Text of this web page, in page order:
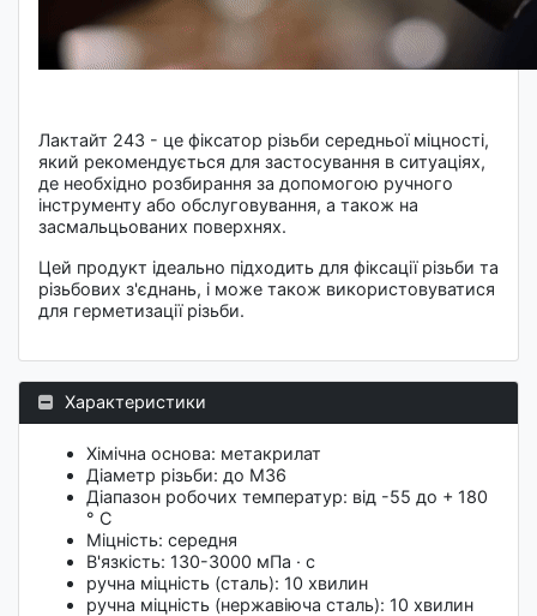
Лактайт 243 - це фіксатор різьби середньої міцності,
який рекомендується для застосування в ситуаціях,
де необхідно розбирання за допомогою ручного
інструменту або обслуговування, а також на
засмальцьованих поверхнях.
Цей продукт ідеально підходить для фіксації різьби та
різьбових з'єднань, і може також використовуватися
для герметизації різьби.
Характеристики
Хімічна основа: метакрилат
Діаметр різьби: до М36
Діапазон робочих температур: від -55 до + 180
° С
Міцність: середня
В'язкість: 130-3000 мПа · с
ручна міцність (сталь): 10 хвилин
ручна міцність (нержавіюча сталь): 10 хвилин